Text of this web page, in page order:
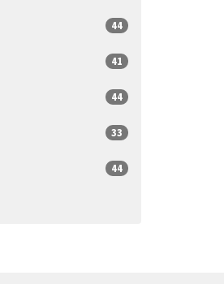
44
41
44
33
44